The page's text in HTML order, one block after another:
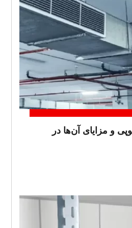
و مزایای آن‌ها در